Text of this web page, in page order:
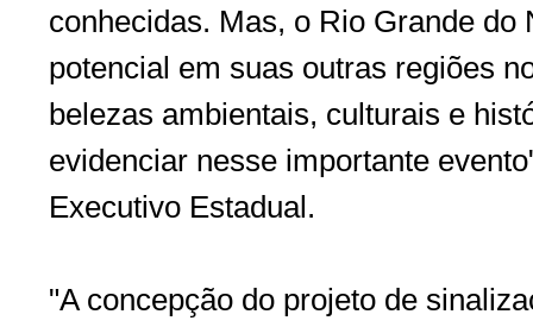
conhecidas. Mas, o Rio Grande do
potencial em suas outras regiões
belezas ambientais, culturais e
evidenciar nesse importante
Executivo Estadual.
"A concepção do projeto de